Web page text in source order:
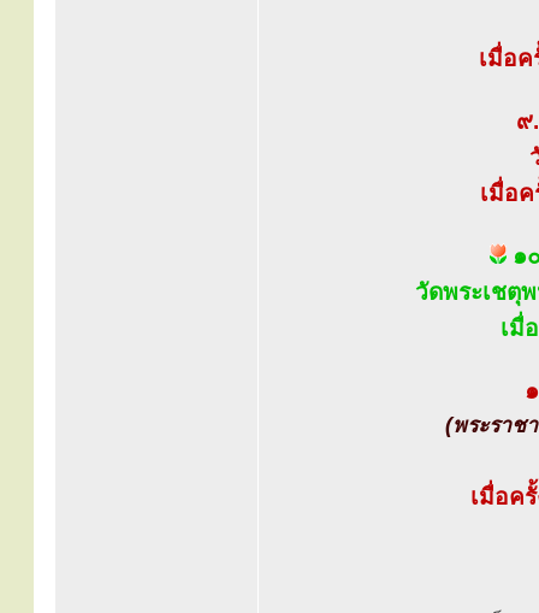
เมื่อ
๙
เมื่อ
๑
วัดพระเชตุ
เมื่
(พระราช
เมื่อค